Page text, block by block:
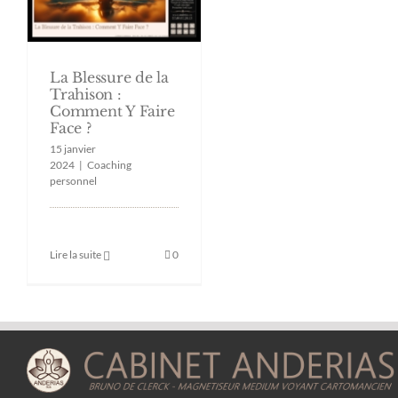
Trahison : Comment
Y Faire Face ?
La Blessure de la
Trahison :
Comment Y Faire
Face ?
15 janvier
2024 | Coaching
personnel
Lire la suite 0